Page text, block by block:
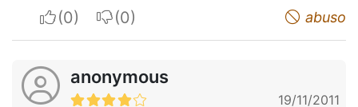
I apreciateI do not appreciate abuso
anonymous
19/11/2011